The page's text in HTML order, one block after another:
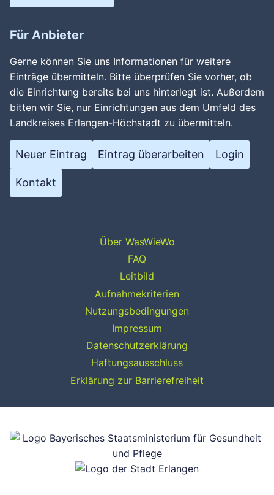
Für Anbieter
Gerne können Sie uns Informationen für weitere
Einträge übermitteln. Bitte überprüfen Sie vorher, ob
die Einrichtung bereits bei uns hinterlegt ist. Außerdem
bitten wir Sie, nur Einrichtungen aus dem Umfeld des
Landkreises Erlangen-Höchstadt zu übermitteln.
Neuer Eintrag Eintrag überarbeiten Login
Kontakt
Über WasWieWo
FAQ
Leitbild
Aufnahmekriterien
Nutzungsbedingungen
Impressum
Datenschutzerklärung
Haftungsausschluss
Erklärung zur Barrierefreiheit